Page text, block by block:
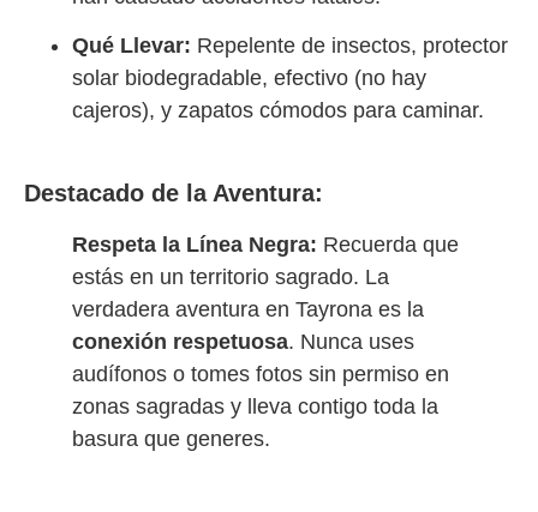
Qué Llevar: Repelente de insectos, protector
solar biodegradable, efectivo (no hay
cajeros), y zapatos cómodos para caminar.
Destacado de la Aventura:
Respeta la Línea Negra: Recuerda que
estás en un territorio sagrado. La
verdadera aventura en Tayrona es la
conexión respetuosa. Nunca uses
audífonos o tomes fotos sin permiso en
zonas sagradas y lleva contigo toda la
basura que generes.